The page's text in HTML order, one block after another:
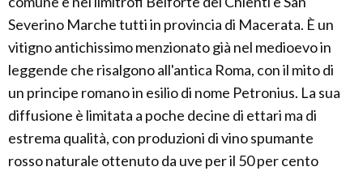
Severino Marche tutti in provincia di Macerata. È un
vitigno antichissimo menzionato già nel medioevo in
leggende che risalgono all'antica Roma, con il mito di
un principe romano in esilio di nome Petronius. La sua
diffusione è limitata a poche decine di ettari ma di
estrema qualità, con produzioni di vino spumante
rosso naturale ottenuto da uve per il 50 per cento